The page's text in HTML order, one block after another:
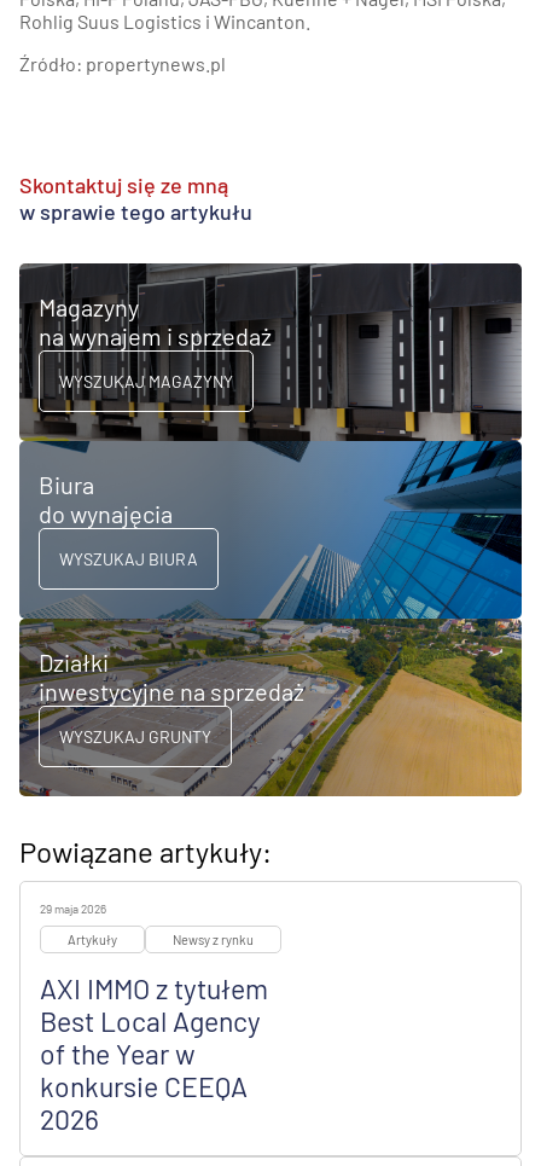
Rohlig Suus Logistics i Wincanton.
Źródło: propertynews.pl
Skontaktuj się ze mną
w sprawie tego artykułu
Magazyny
na wynajem i sprzedaż
WYSZUKAJ MAGAZYNY
Biura
do wynajęcia
WYSZUKAJ BIURA
Działki
inwestycyjne na sprzedaż
WYSZUKAJ GRUNTY
Powiązane artykuły:
29 maja 2026
Artykuły Newsy z rynku
AXI IMMO z tytułem
Best Local Agency
of the Year w
konkursie CEEQA
2026